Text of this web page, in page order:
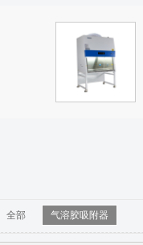
全部 气溶胶吸附器